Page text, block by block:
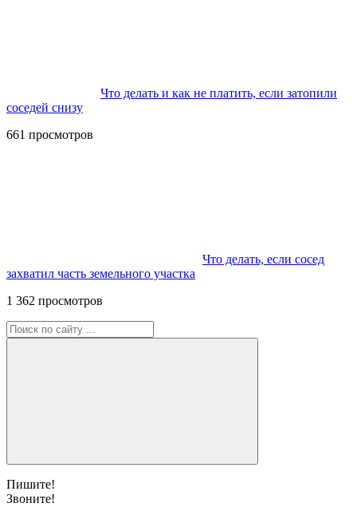
Что делать и как не платить, если затопили
соседей снизу
661 просмотров
Что делать, если сосед
захватил часть земельного участка
1 362 просмотров
Пишите!
Звоните!